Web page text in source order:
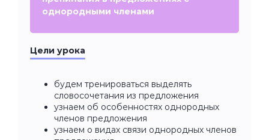
однородными членами
Цели урока
будем тренироваться выделять
словосочетания из предложения
узнаем об особенностях однородных
членов предложения
узнаем о видах связи однородных членов